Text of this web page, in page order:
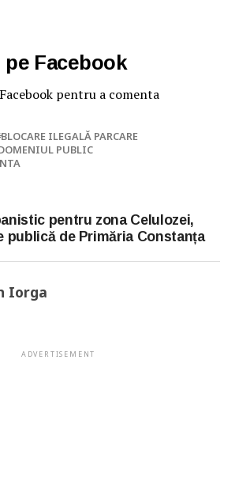
Facebook
pentru a comenta
BLOCARE ILEGALĂ PARCARE
PUBLIC
pentru zona Celulozei,
publică de Primăria Constanța
Iorga
ADVERTISEMENT